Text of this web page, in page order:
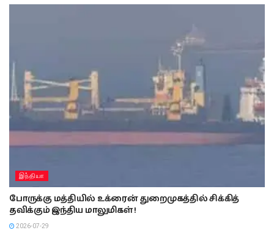
இந்தியா
போருக்கு மத்தியில் உக்ரைன் துறைமுகத்தில் சிக்கித்
தவிக்கும் இந்திய மாலுமிகள் !
2026-07-29